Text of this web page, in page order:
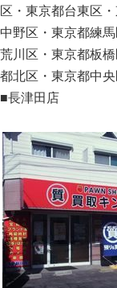
区・東京都台東区
中野区・東京都練
荒川区・東京都板
都北区・東京都中
■長津田店